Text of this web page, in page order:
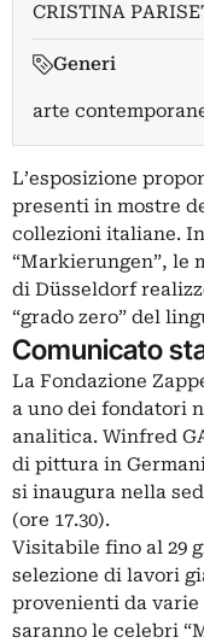
CRISTINA
Generi
arte
L’esposizione
presenti in mostre
collezioni italiane.
“Markierungen”, le
di Düsseldorf
“grado zero” del
Comunicato
La Fondazione
a uno dei fondatori
analitica. Winfred
di pittura in
si inaugura nella
(ore 17.30).
Visitabile fino al 29
selezione di lavori
provenienti da
saranno le celebri